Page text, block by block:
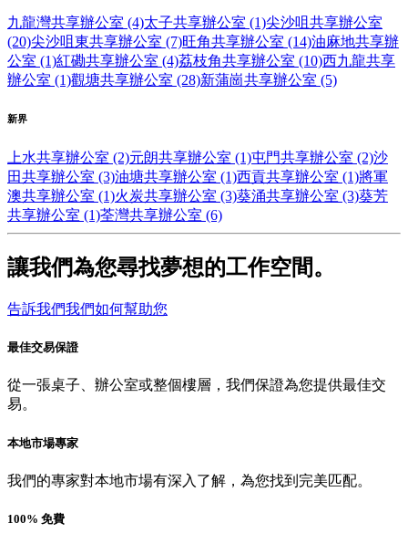
九龍灣共享辦公室 (4)太子共享辦公室 (1)尖沙咀共享辦公室
(20)尖沙咀東共享辦公室 (7)旺角共享辦公室 (14)油麻地共享辦
公室 (1)紅磡共享辦公室 (4)荔枝角共享辦公室 (10)西九龍共享
辦公室 (1)觀塘共享辦公室 (28)新蒲崗共享辦公室 (5)
新界
上水共享辦公室 (2)元朗共享辦公室 (1)屯門共享辦公室 (2)沙
田共享辦公室 (3)油塘共享辦公室 (1)西貢共享辦公室 (1)將軍
澳共享辦公室 (1)火炭共享辦公室 (3)葵涌共享辦公室 (3)葵芳
共享辦公室 (1)荃灣共享辦公室 (6)
讓我們為您尋找夢想的工作空間。
告訴我們我們如何幫助您
最佳交易保證
從一張桌子、辦公室或整個樓層，我們保證為您提供最佳交
易。
本地市場專家
我們的專家對本地市場有深入了解，為您找到完美匹配。
100% 免費